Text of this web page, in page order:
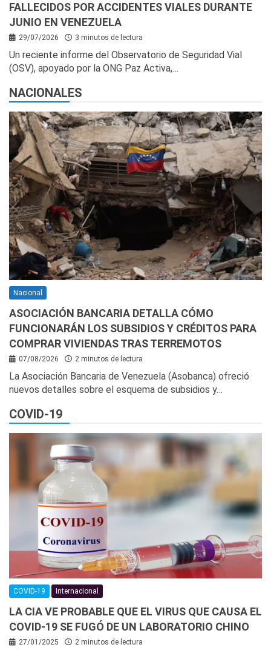
FALLECIDOS POR ACCIDENTES VIALES DURANTE
JUNIO EN VENEZUELA
29/07/2026 3 minutos de lectura
Un reciente informe del Observatorio de Seguridad Vial
(OSV), apoyado por la ONG Paz Activa,…
NACIONALES
Nacional
ASOCIACIÓN BANCARIA DETALLA CÓMO
FUNCIONARÁN LOS SUBSIDIOS Y CRÉDITOS PARA
COMPRAR VIVIENDAS TRAS TERREMOTOS
07/08/2026 2 minutos de lectura
La Asociación Bancaria de Venezuela (Asobanca) ofreció
nuevos detalles sobre el esquema de subsidios y…
COVID-19
COVID-19 Internacional
LA CIA VE PROBABLE QUE EL VIRUS QUE CAUSA EL
COVID-19 SE FUGÓ DE UN LABORATORIO CHINO
27/01/2025 2 minutos de lectura